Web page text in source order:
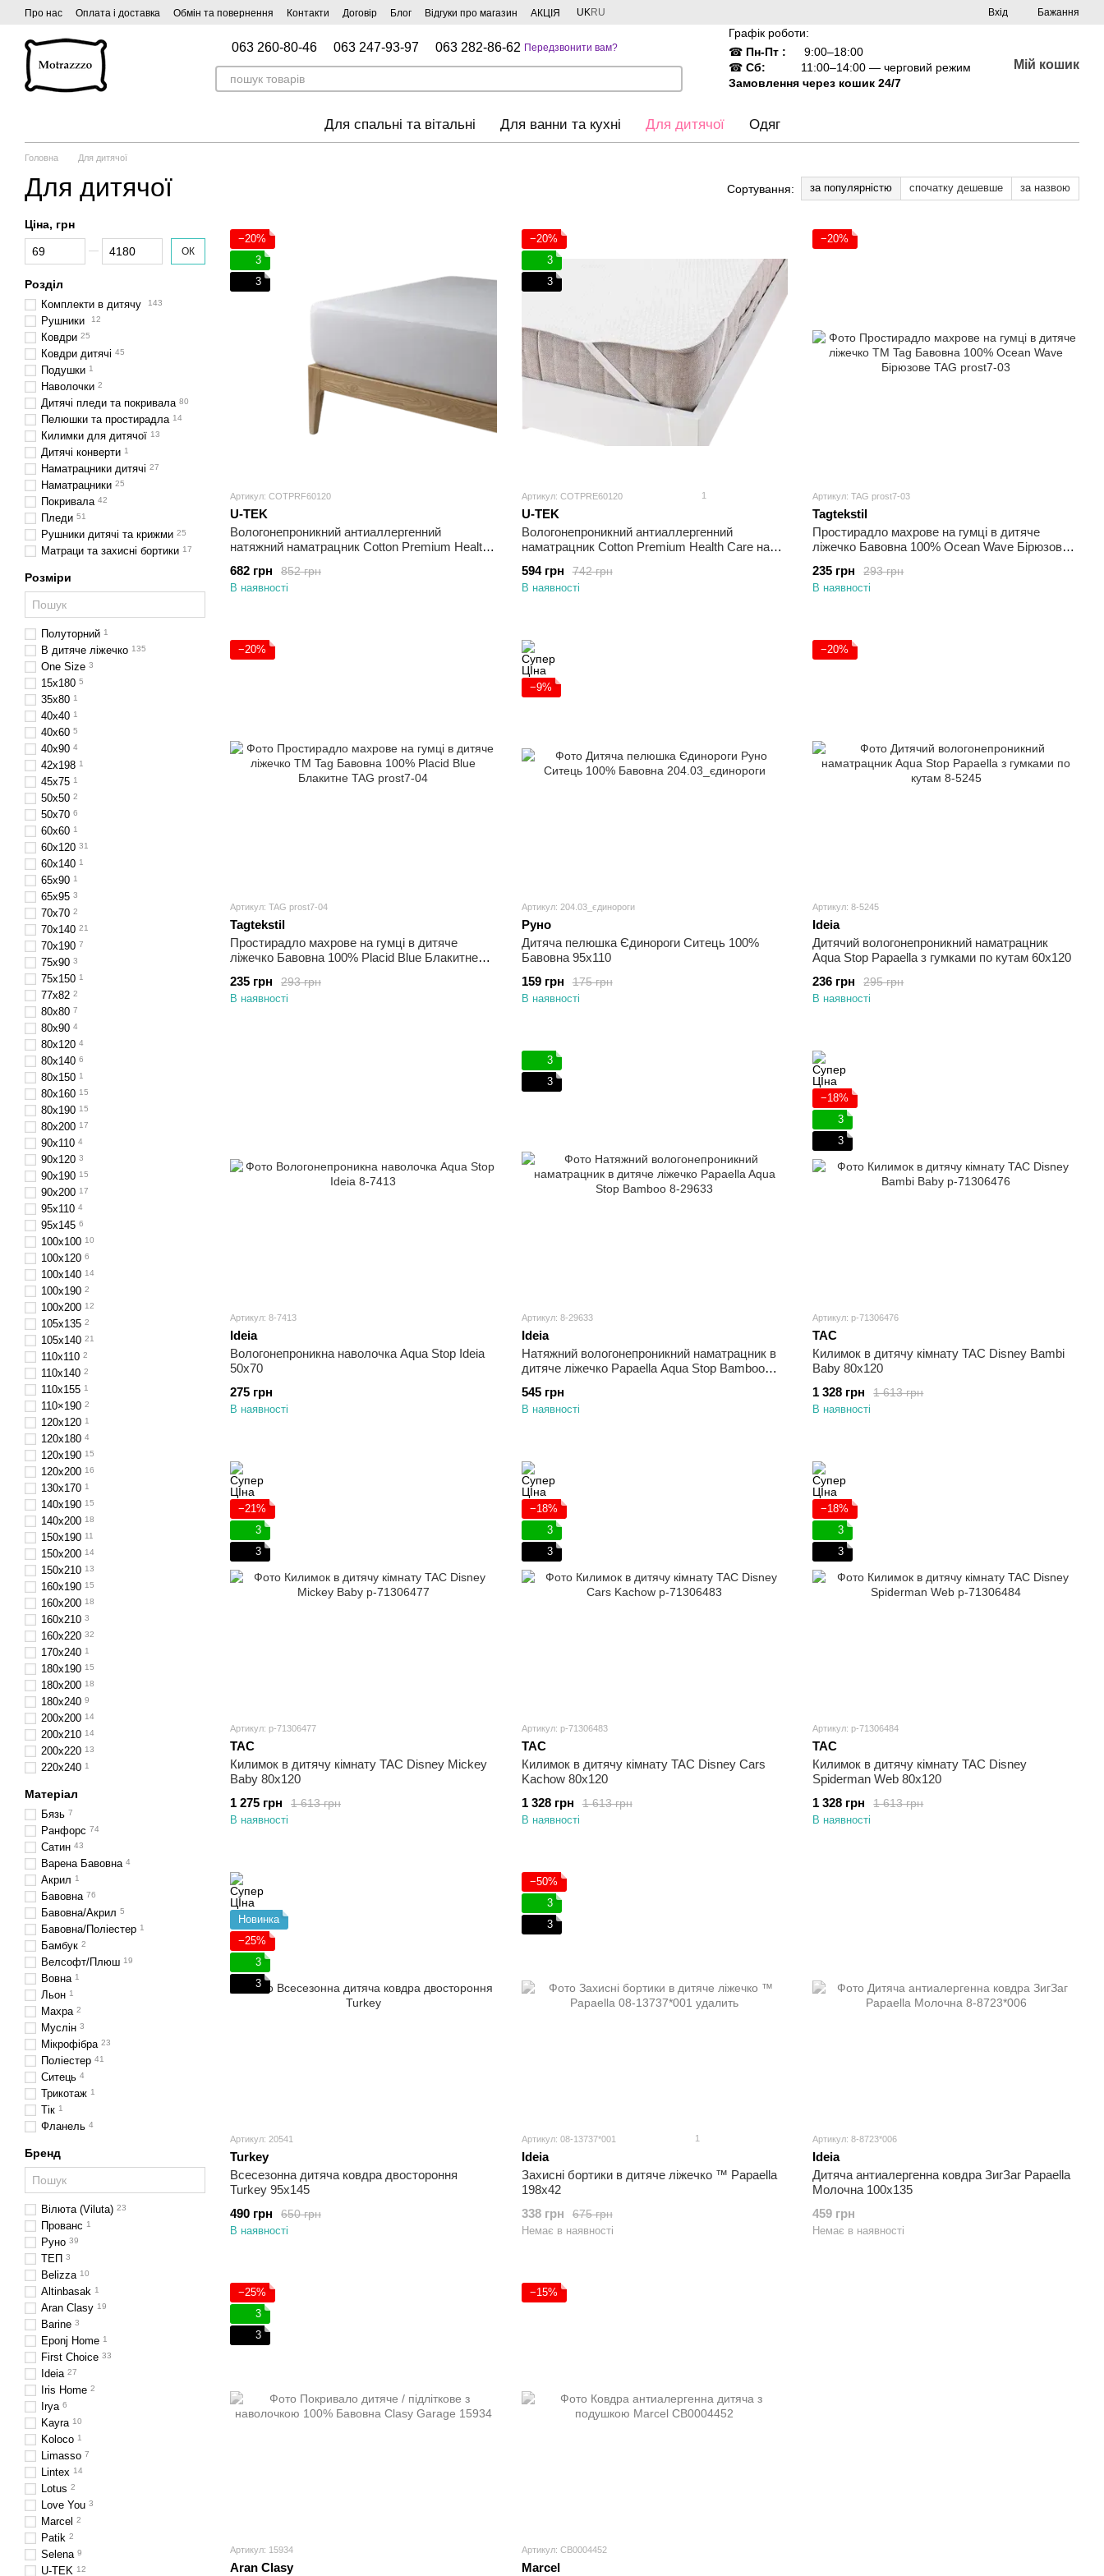
Перейти до основного контенту
Про нас Оплата і доставка Обмін та повернення Контакти Договір Блог Відгуки про магазин АКЦІЯ UKRU Вхід Бажання
063 260-80-46 063 247-93-97 063 282-86-62 Передзвонити вам?
Графік роботи:
☎ Пн-Пт :
9:00–18:00
☎Сб:
11:00–14:00 — черговий режим
Замовлення через кошик 24/7
Мій кошик
Для спальні та вітальні Для ванни та кухні Для дитячої Одяг
Головна Для дитячої
Для дитячої Сортування: за популярністю спочатку дешевше за назвою
−20%
3
3
Артикул: COTPRF60120
U-TEK
Вологонепроникний антиаллергенний
натяжний наматрацник Cotton Premium Health
852 грн
682 грн
В наявності
−20%
3
3
Артикул: COTPRE60120 1
U-TEK
Вологонепроникний антиаллергенний
наматрацник Cotton Premium Health Care на
742 грн
594 грн
В наявності
−20%
Артикул: TAG prost7-03
Tagtekstil
Простирадло махрове на гумці в дитяче
ліжечко Бавовна 100% Ocean Wave Бірюзове
293 грн
235 грн
В наявності
−20%
Артикул: TAG prost7-04
Tagtekstil
Простирадло махрове на гумці в дитяче
ліжечко Бавовна 100% Placid Blue Блакитне
293 грн
235 грн
В наявності
−9%
Артикул: 204.03_єдинороги
Руно
Дитяча пелюшка Єдинороги Ситець 100%
Бавовна 95х110
175 грн
159 грн
В наявності
−20%
Артикул: 8-5245
Ideia
Дитячий вологонепроникний наматрацник
Aqua Stop Papaella з гумками по кутам 60х120
295 грн
236 грн
В наявності
Артикул: 8-7413
Ideia
Вологонепроникна наволочка Aqua Stop Ideia
50х70
275 грн
В наявності
3
3
Артикул: 8-29633
Ideia
Натяжний вологонепроникний наматрацник в
дитяче ліжечко Papaella Aqua Stop Bamboo
545 грн
В наявності
−18%
3
3
Артикул: p-71306476
TAC
Килимок в дитячу кімнату TAC Disney Bambi
Вaby 80х120
1 613 грн
1 328 грн
В наявності
−21%
3
3
Артикул: p-71306477
TAC
Килимок в дитячу кімнату TAC Disney Mickey
Вaby 80х120
1 613 грн
1 275 грн
В наявності
−18%
3
3
Артикул: p-71306483
TAC
Килимок в дитячу кімнату TAC Disney Cars
Kachow 80х120
1 613 грн
1 328 грн
В наявності
−18%
3
3
Артикул: p-71306484
TAC
Килимок в дитячу кімнату TAC Disney
Spiderman Web 80х120
1 613 грн
1 328 грн
В наявності
Новинка
−25%
3
3
Артикул: 20541
Turkey
Всесезонна дитяча ковдра двостороння
Turkey 95х145
650 грн
490 грн
В наявності
−50%
3
3
Артикул: 08-13737*001 1
Ideia
Захисні бортики в дитяче ліжечко ™ Papaella
198х42
675 грн
338 грн
Немає в наявності
Артикул: 8-8723*006
Ideia
Дитяча антиалергенна ковдра ЗигЗаг Papaella
Молочна 100х135
459 грн
Немає в наявності
−25%
3
3
Артикул: 15934
Aran Clasy
−15%
Артикул: CB0004452
Marcel
Ціна, грн
Від Ціна, грн
До Ціна, грн ОК
Розділ
Комплекти в дитячу 143
Рушники 12
Ковдри 25
Ковдри дитячі 45
Подушки 1
Наволочки 2
Дитячі пледи та покривала 80
Пелюшки та простирадла 14
Килимки для дитячої 13
Дитячі конверти 1
Наматрацники дитячі 27
Наматрацники 25
Покривала 42
Пледи 51
Рушники дитячі та крижми 25
Матраци та захисні бортики 17
Розміри
Полуторний 1
В дитяче ліжечко 135
One Size 3
15х180 5
35х80 1
40x40 1
40х60 5
40х90 4
42х198 1
45x75 1
50x50 2
50х70 6
60х60 1
60х120 31
60х140 1
65х90 1
65х95 3
70х70 2
70х140 21
70х190 7
75x90 3
75x150 1
77x82 2
80x80 7
80х90 4
80х120 4
80х140 6
80х150 1
80х160 15
80х190 15
80x200 17
90x110 4
90х120 3
90x190 15
90x200 17
95х110 4
95х145 6
100x100 10
100x120 6
100x140 14
100х190 2
100x200 12
105x135 2
105x140 21
110x110 2
110x140 2
110х155 1
110×190 2
120х120 1
120х180 4
120x190 15
120х200 16
130x170 1
140x190 15
140x200 18
150x190 11
150x200 14
150x210 13
160х190 15
160х200 18
160x210 3
160х220 32
170х240 1
180x190 15
180x200 18
180x240 9
200x200 14
200х210 14
200x220 13
220x240 1
Матеріал
Бязь 7
Ранфорс 74
Сатин 43
Варена Бавовна 4
Акрил 1
Бавовна 76
Бавовна/Акрил 5
Бавовна/Поліестер 1
Бамбук 2
Велсофт/Плюш 19
Вовна 1
Льон 1
Махра 2
Муслін 3
Мікрофібра 23
Поліестер 41
Ситець 4
Трикотаж 1
Тік 1
Фланель 4
Бренд
Вілюта (Viluta) 23
Прованс 1
Руно 39
ТЕП 3
Belizza 10
Altinbasak 1
Aran Clasy 19
Barine 3
Eponj Home 1
First Choice 33
Ideia 27
Iris Home 2
Irya 6
Kayra 10
Koloco 1
Limasso 7
Lintex 14
Lotus 2
Love You 3
Marcel 2
Patik 2
Selena 9
U-TEK 12